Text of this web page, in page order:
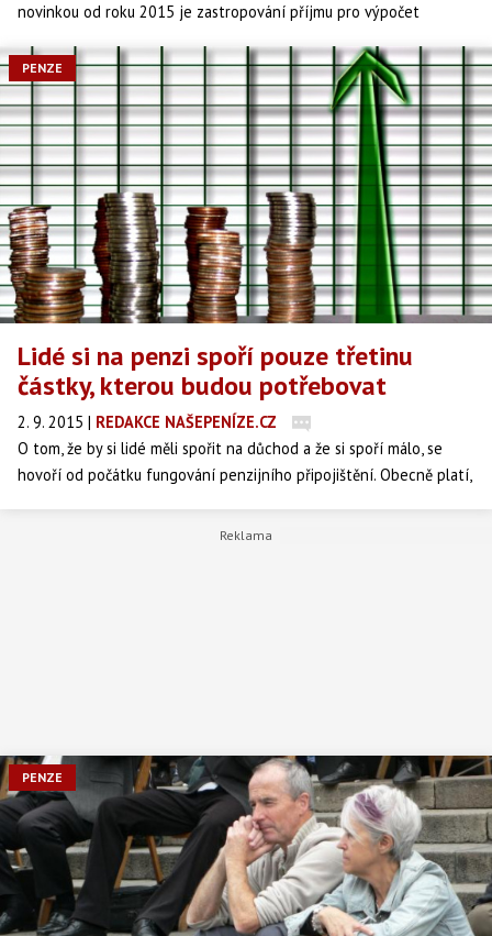
novinkou od roku 2015 je zastropování příjmu pro výpočet
důchod, přestože jeden z nich odvedl na sociálním pojištění o
statisíce více.
PENZE
Lidé si na penzi spoří pouze třetinu
částky, kterou budou potřebovat
2. 9. 2015 | REDAKCE NAŠEPENÍZE.CZ
O tom, že by si lidé měli spořit na důchod a že si spoří málo, se
hovoří od počátku fungování penzijního připojištění. Obecně platí,
své mzdy po celou dobu svého ekonomicky aktivního života.
PENZE